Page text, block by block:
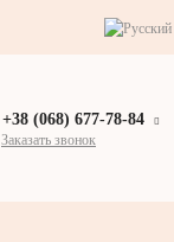
+38 (068) 677-78-84
Заказать звонок